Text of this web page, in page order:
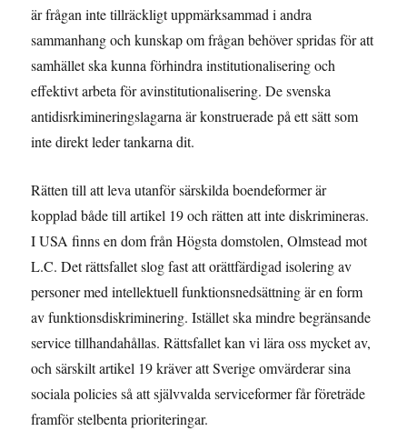
är frågan inte tillräckligt uppmärksammad i andra
sammanhang och kunskap om frågan behöver spridas för att
samhället ska kunna förhindra institutionalisering och
effektivt arbeta för avinstitutionalisering. De svenska
antidisrkimineringslagarna är konstruerade på ett sätt som
inte direkt leder tankarna dit.
Rätten till att leva utanför särskilda boendeformer är
kopplad både till artikel 19 och rätten att inte diskrimineras.
I USA finns en dom från Högsta domstolen, Olmstead mot
L.C. Det rättsfallet slog fast att orättfärdigad isolering av
personer med intellektuell funktionsnedsättning är en form
av funktionsdiskriminering. Istället ska mindre begränsande
service tillhandahållas. Rättsfallet kan vi lära oss mycket av,
och särskilt artikel 19 kräver att Sverige omvärderar sina
sociala policies så att självvalda serviceformer får företräde
framför stelbenta prioriteringar.